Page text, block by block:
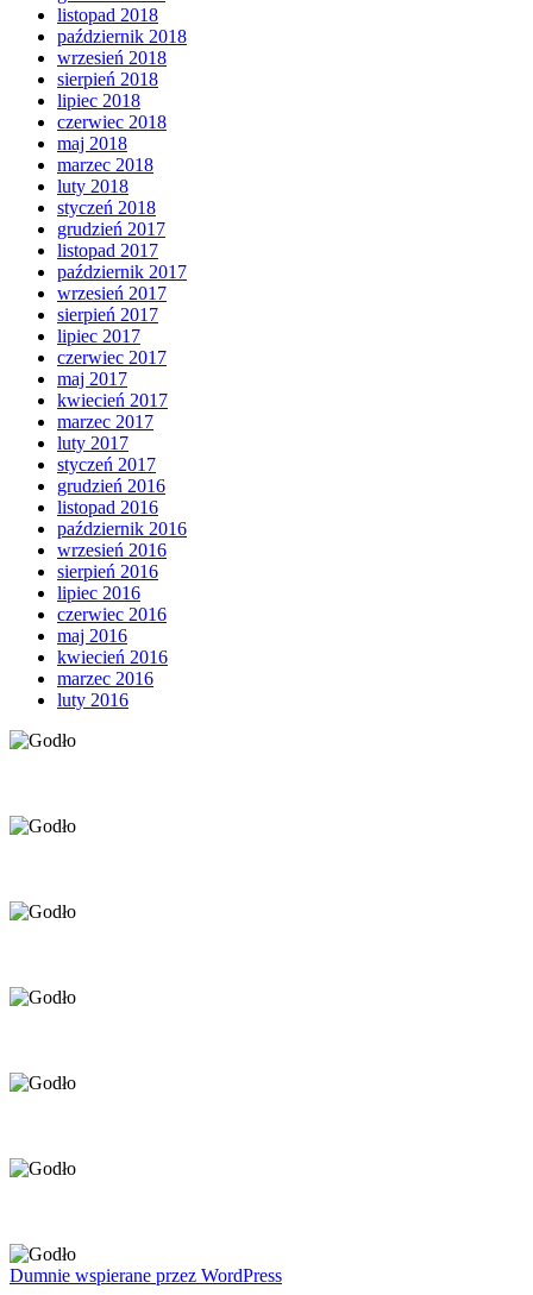
listopad 2018
październik 2018
wrzesień 2018
sierpień 2018
lipiec 2018
czerwiec 2018
maj 2018
marzec 2018
luty 2018
styczeń 2018
grudzień 2017
listopad 2017
październik 2017
wrzesień 2017
sierpień 2017
lipiec 2017
czerwiec 2017
maj 2017
kwiecień 2017
marzec 2017
luty 2017
styczeń 2017
grudzień 2016
listopad 2016
październik 2016
wrzesień 2016
sierpień 2016
lipiec 2016
czerwiec 2016
maj 2016
kwiecień 2016
marzec 2016
luty 2016
Dumnie wspierane przez WordPress